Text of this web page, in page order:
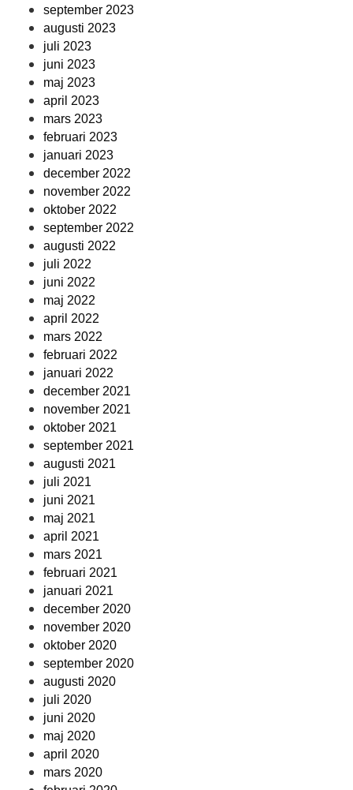
september 2023
augusti 2023
juli 2023
juni 2023
maj 2023
april 2023
mars 2023
februari 2023
januari 2023
december 2022
november 2022
oktober 2022
september 2022
augusti 2022
juli 2022
juni 2022
maj 2022
april 2022
mars 2022
februari 2022
januari 2022
december 2021
november 2021
oktober 2021
september 2021
augusti 2021
juli 2021
juni 2021
maj 2021
april 2021
mars 2021
februari 2021
januari 2021
december 2020
november 2020
oktober 2020
september 2020
augusti 2020
juli 2020
juni 2020
maj 2020
april 2020
mars 2020